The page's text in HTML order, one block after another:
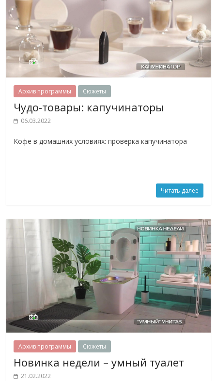
Архив программы Сюжеты
Чудо-товары: капучинаторы
06.03.2022
Кофе в домашних условиях: проверка капучинатора
Читать далее
Архив программы Сюжеты
Новинка недели – умный туалет
21.02.2022